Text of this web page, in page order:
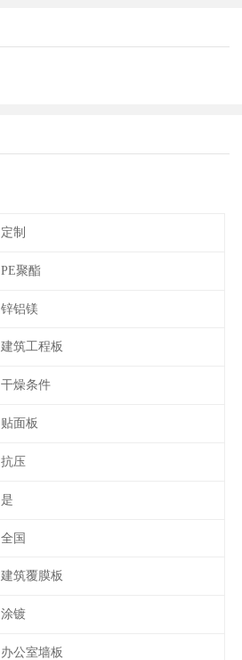
定制
PE聚酯
锌铝镁
建筑工程板
干燥条件
贴面板
抗压
是
全国
建筑覆膜板
涂镀
办公室墙板